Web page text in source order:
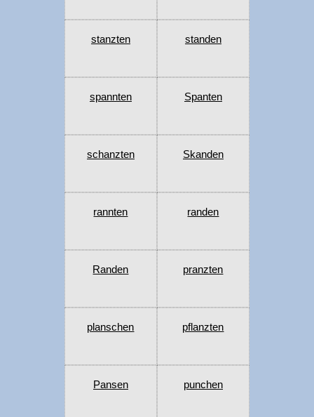
stanzten standen
spannten Spanten
schanzten Skanden
rannten randen
Randen pranzten
planschen pflanzten
Pansen punchen